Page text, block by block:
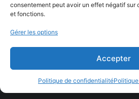
consentement peut avoir un effet négatif sur
et fonctions.
Gérer les options
Accepter
Politique de confidentialité